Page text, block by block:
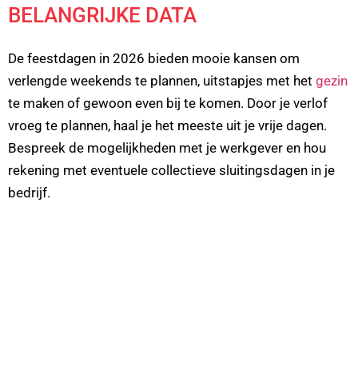
BELANGRIJKE DATA
De feestdagen in 2026 bieden mooie kansen om
verlengde weekends te plannen, uitstapjes met het gezin
te maken of gewoon even bij te komen. Door je verlof
vroeg te plannen, haal je het meeste uit je vrije dagen.
Bespreek de mogelijkheden met je werkgever en hou
rekening met eventuele collectieve sluitingsdagen in je
bedrijf.